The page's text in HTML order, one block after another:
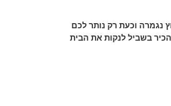
נגמרה וכעת רק נותר לכם
בשביל לנקות את הבית